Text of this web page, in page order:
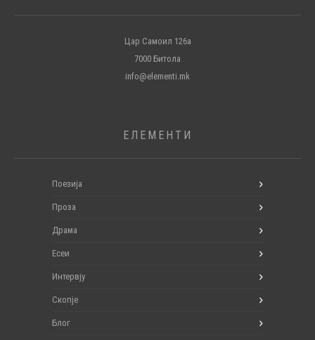
Цар Самоил 126а
7000 Битола
info@elementi.mk
ЕЛЕМЕНТИ
Поезија
Проза
Драма
Есеи
Интервју
Скопје
Блог